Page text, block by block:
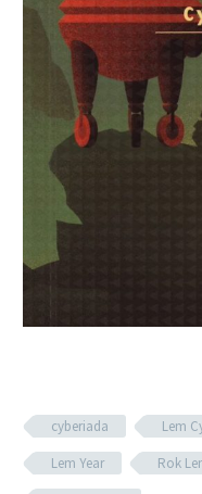
cyberiada Lem
Lem Year
Rok